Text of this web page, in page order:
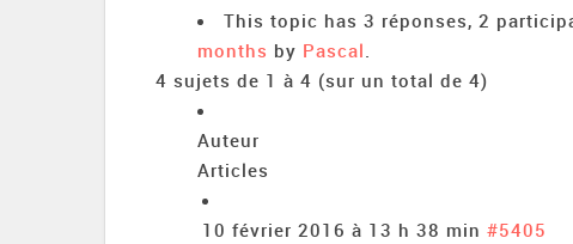
This topic has 3 réponses, 2
months by Pascal.
4 sujets de 1 à 4 (sur un total de 4)
Auteur
Articles
10 février 2016 à 13 h 38 min #5405